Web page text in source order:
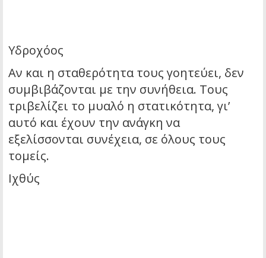
Υδροχόος
Αν και η σταθερότητα τους γοητεύει, δεν
συμβιβάζονται με την συνήθεια. Τους
τριβελίζει το μυαλό η στατικότητα, γι’
αυτό και έχουν την ανάγκη να
εξελίσσονται συνέχεια, σε όλους τους
τομείς.
Ιχθύς